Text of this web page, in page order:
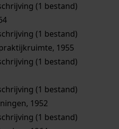
(1 bestand)
(1 bestand)
1955
(1 bestand)
(1 bestand)
1952
(1 bestand)